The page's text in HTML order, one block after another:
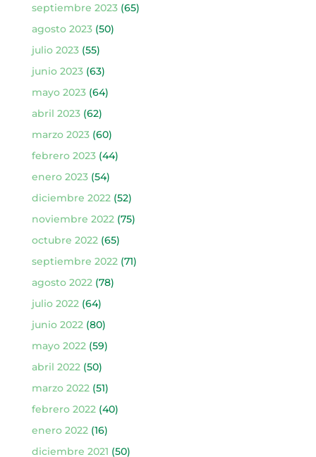
septiembre 2023(65)
agosto 2023(50)
julio 2023(55)
junio 2023(63)
mayo 2023(64)
abril 2023(62)
marzo 2023(60)
febrero 2023(44)
enero 2023(54)
diciembre 2022(52)
noviembre 2022(75)
octubre 2022(65)
septiembre 2022(71)
agosto 2022(78)
julio 2022(64)
junio 2022(80)
mayo 2022(59)
abril 2022(50)
marzo 2022(51)
febrero 2022(40)
enero 2022(16)
diciembre 2021 (50)